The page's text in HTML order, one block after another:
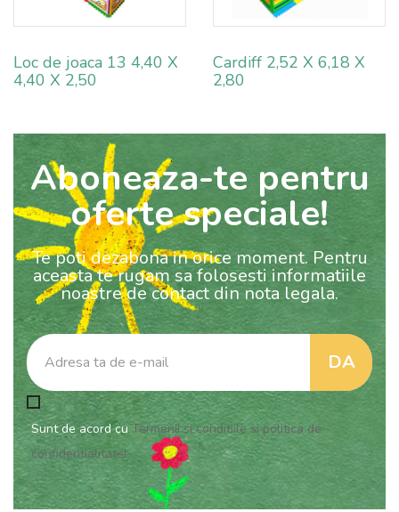
Loc de joaca 13 4,40 X
4,40 X 2,50
Cardiff 2,52 X 6,18 X
2,80
Aboneaza-te pentru
oferte speciale!
Te poti dezabona in orice moment. Pentru
aceasta te rugam sa folosesti informatiile
noastre de contact din nota legala.
Sunt de acord cuTermenii si conditiile si politica de
confidentialitate!